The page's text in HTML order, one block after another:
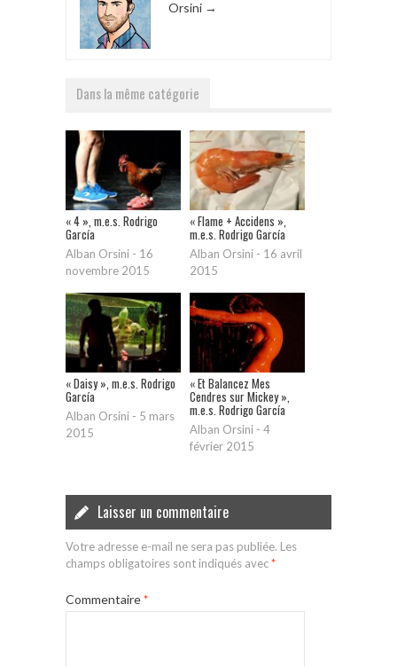
Orsini →
Dans la même catégorie
« 4 », m.e.s. Rodrigo
García
Alban Orsini - 16
novembre 2015
« Flame + Accidens »,
m.e.s. Rodrigo García
Alban Orsini - 16 avril
2015
« Daisy », m.e.s. Rodrigo
García
Alban Orsini - 5 mars
2015
« Et Balancez Mes
Cendres sur Mickey »,
m.e.s. Rodrigo García
Alban Orsini - 4
février 2015
Laisser un commentaire
Votre adresse e-mail ne sera pas publiée. Les
champs obligatoires sont indiqués avec*
Commentaire*